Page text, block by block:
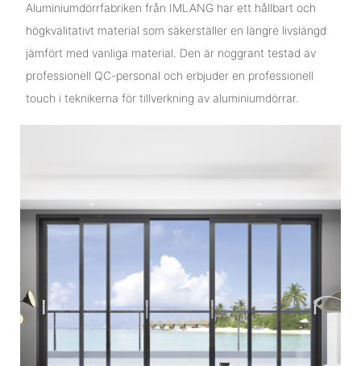
Aluminiumdörrfabriken från IMLANG har ett hållbart och
högkvalitativt material som säkerställer en längre livslängd
jämfört med vanliga material. Den är noggrant testad av
professionell QC-personal och erbjuder en professionell
touch i teknikerna för tillverkning av aluminiumdörrar.